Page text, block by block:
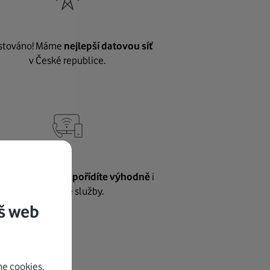
Máme nejlepší datovou síť
v České republice.
pořídíte výhodněi
další naše služby.
web
cookies.